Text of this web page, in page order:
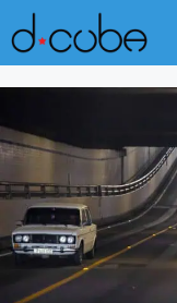
Skip
to
content